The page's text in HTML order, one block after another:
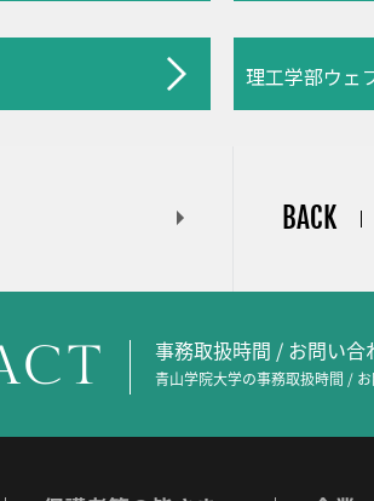
理工学部ウェ
BACK
事務取扱時間 / お問い合
青山学院大学の事務取扱時間 /